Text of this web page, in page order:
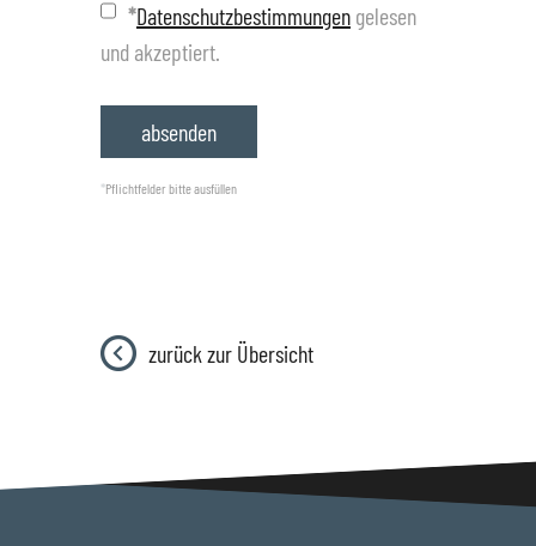
*Datenschutzbestimmungen gelesen
und akzeptiert.
*Pflichtfelder bitte ausfüllen
zurück zur Übersicht